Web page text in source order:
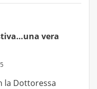
vera
la Dottoressa